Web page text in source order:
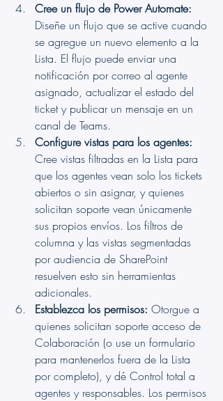
Cree un flujo de Power Automate:
Diseñe un flujo que se active cuando
se agregue un nuevo elemento a la
Lista. El flujo puede enviar una
notificación por correo al agente
asignado, actualizar el estado del
ticket y publicar un mensaje en un
canal de Teams.
Configure vistas para los agentes:
Cree vistas filtradas en la Lista para
que los agentes vean solo los tickets
abiertos o sin asignar, y quienes
solicitan soporte vean únicamente
sus propios envíos. Los filtros de
columna y las vistas segmentadas
por audiencia de SharePoint
resuelven esto sin herramientas
adicionales.
Establezca los permisos: Otorgue a
quienes solicitan soporte acceso de
Colaboración (o use un formulario
para mantenerlos fuera de la Lista
por completo), y dé Control total a
agentes y responsables. Los permisos